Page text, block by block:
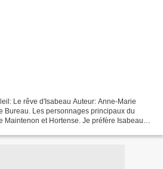
Le rêve d'Isabeau Auteur: Anne-Marie
Bureau. Les personnages principaux du
Maintenon et Hortense. Je préfère Isabeau